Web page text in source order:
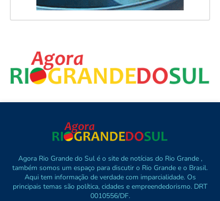
Agora Rio Grande do Sul é o site de notícias do Rio Grande ,
também somos um espaço para discutir o Rio Grande e o Brasil.
Aqui tem informação de verdade com imparcialidade. Os
principais temas são política, cidades e empreendedorismo. DRT
0010556/DF.